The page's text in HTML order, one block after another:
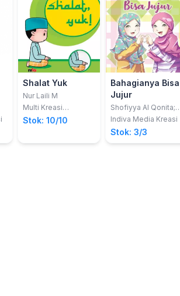
Shalat Yuk
Nur Laili M
Multi Kreasi
Satudelapan
Stok: 10/10
Bahagianya Bisa
Jujur
Shofiyya Al Qonita;
dkk
Indiva Media Kreasi
Stok: 3/3